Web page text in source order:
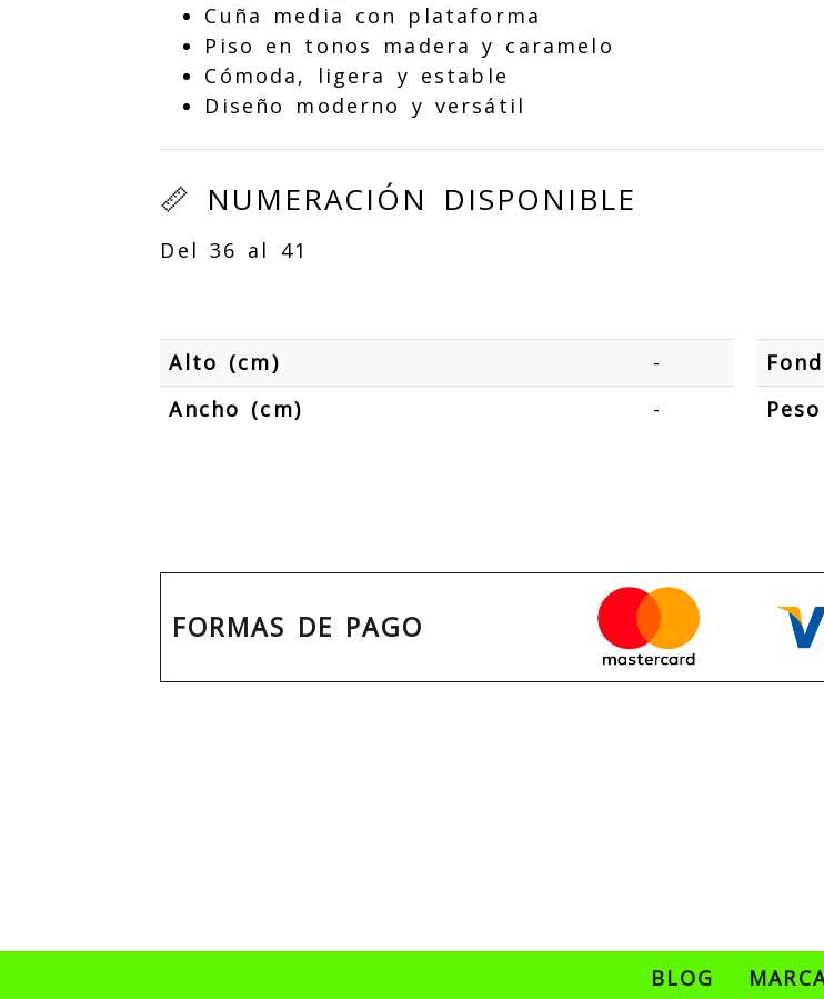
Cuña media con plataforma
Piso en tonos madera y caramelo
Cómoda, ligera y estable
Diseño moderno y versátil
📏 NUMERACIÓN DISPONIBLE
Del 36 al 41
Alto (cm)
-
Ancho (cm)
-
FORMAS DE PAGO
BLOG